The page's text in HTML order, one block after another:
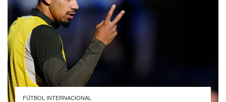
FÚTBOL INTERNACIONAL